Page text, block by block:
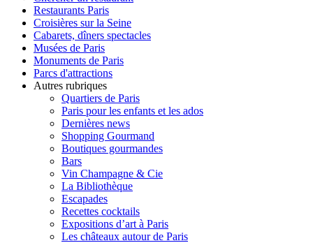
Restaurants Paris
Croisières sur la Seine
Cabarets, dîners spectacles
Musées de Paris
Monuments de Paris
Parcs d'attractions
Autres rubriques
Quartiers de Paris
Paris pour les enfants et les ados
Dernières news
Shopping Gourmand
Boutiques gourmandes
Bars
Vin Champagne & Cie
La Bibliothèque
Escapades
Recettes cocktails
Expositions d’art à Paris
Les châteaux autour de Paris